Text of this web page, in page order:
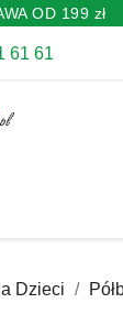
OD 199 zł
61 61
Dzieci